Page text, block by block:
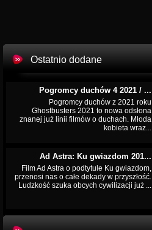
Ostatnio dodane
Pogromcy duchów 4 2021 / ...
Pogromcy duchów z 2021 roku
Ghostbusters 2021 to nowa odsłona
znanej już linii filmów o duchach. Młoda
kobieta wraz...
Ad Astra: Ku gwiazdom 201...
Film Ad Astra o podtytule Ku gwiazdom,
przenosi nas o całe dekady w przyszłość.
Ludzkość szuka obcych cywilizacji już ...